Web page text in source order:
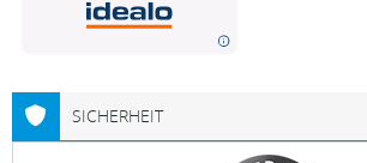
SICHERHEIT